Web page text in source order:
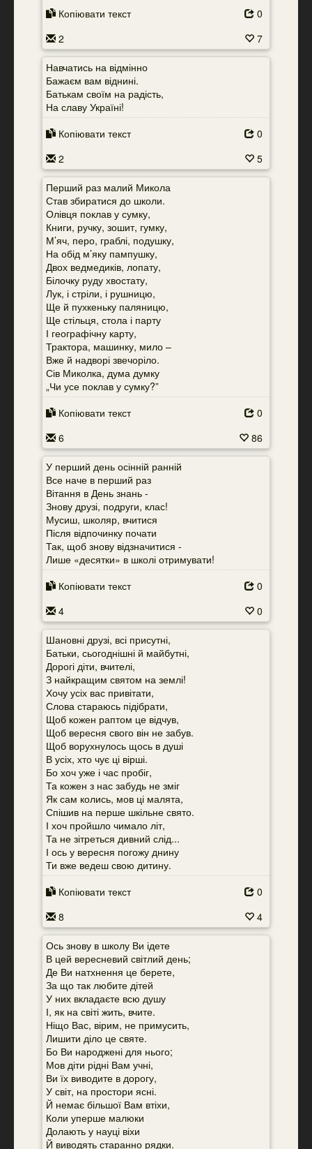
Копіювати текст
0
2
7
Навчатись на відмінно
Бажаєм вам віднині.
Батькам своїм на радість,
На славу Україні!
Копіювати текст
0
2
5
Перший раз малий Микола
Став збиратися до школи.
Олівця поклав у сумку,
Книги, ручку, зошит, гумку,
М’яч, перо, граблі, подушку,
На обід м’яку пампушку,
Двох ведмедиків, лопату,
Білочку руду хвостату,
Лук, і стріли, і рушницю,
Ще й пухкеньку паляницю,
Ще стільця, стола і парту
І географічну карту,
Трактора, машинку, мило –
Вже й надворі звечоріло.
Сів Миколка, дума думку
„Чи усе поклав у сумку?”
Копіювати текст
0
6
86
У перший день осінній ранній
Все наче в перший раз
Вітання в День знань -
Знову друзі, подруги, клас!
Мусиш, школяр, вчитися
Після відпочинку почати
Так, щоб знову відзначитися -
Лише «десятки» в школі отримувати!
Копіювати текст
0
4
0
Шановні друзі, всі присутні,
Батьки, сьогоднішні й майбутні,
Дорогі діти, вчителі,
З найкращим святом на землі!
Хочу усіх вас привітати,
Слова стараюсь підібрати,
Щоб кожен раптом це відчув,
Щоб вересня свого він не забув.
Щоб ворухнулось щось в душі
В усіх, хто чує ці вірші.
Бо хоч уже і час пробіг,
Та кожен з нас забудь не зміг
Як сам колись, мов ці малята,
Спішив на перше шкільне свято.
І хоч пройшло чимало літ,
Та не зітреться дивний слід...
І ось у вересня погожу днину
Ти вже ведеш свою дитину.
Копіювати текст
0
8
4
Ось знову в школу Ви ідете
В цей вересневий світлий день;
Де Ви натхнення це берете,
За що так любите дітей
У них вкладаєте всю душу
І, як на світі жить, вчите.
Ніщо Вас, вірим, не примусить,
Лишити діло це святе.
Бо Ви народжені для нього;
Мов діти рідні Вам учні,
Ви їх виводите в дорогу,
У світ, на простори ясні.
Й немає більшої Вам втіхи,
Коли уперше малюки
Долають у науці віхи
Й виводять старанно рядки.